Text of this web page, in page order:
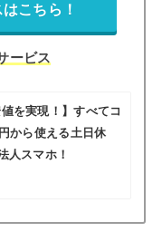
こちら！
ービス
値を実現！】すべてコ
から使える土日休
人スマホ！